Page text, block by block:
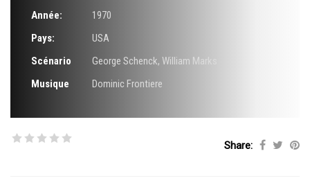
Année:
1970
Pays:
USA
Scénario
George Schenck, William Marks
Musique
Dominic Frontiere
Share: